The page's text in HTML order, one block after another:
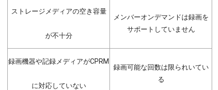
ストレージメディアの空き容量
が不十分
メンバーオンデマンドは録画を
サポートしていません
録画機器や記録メディアがCPRM
に対応していない
録画可能な回数は限られいてい
る